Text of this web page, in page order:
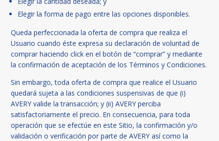
Elegir la forma de pago entre las opciones disponibles.
Queda perfeccionada la oferta de compra que realiza el
Usuario cuando éste expresa su declaración de voluntad de
comprar haciendo click en el botón de “comprar” y mediante
la confirmación de aceptación de los Términos y Condiciones.
Sin embargo, toda oferta de compra que realice el Usuario
quedará sujeta a las condiciones suspensivas de que (i)
AVERY valide la transacción; y (ii) AVERY perciba
satisfactoriamente el precio. En consecuencia, para toda
operación que se efectúe en este Sitio, la confirmación y/o
validación o verificación por parte de AVERY así como la